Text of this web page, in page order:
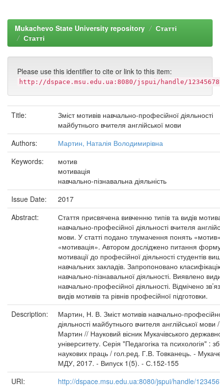
Mukachevo State University repository
Статті
Статті
Please use this identifier to cite or link to this item:
http://dspace.msu.edu.ua:8080/jspui/handle/
Title:
Зміст мотивів навчально-професійної діяльності
майбутнього вчителя англійської мови
Authors:
Мартин, Наталія Володимирівна
Keywords:
мотив
мотивація
навчально-пізнавальна діяльність
Issue Date:
2017
Abstract:
Стаття присвячена вивченню типів та видів
навчально-професійної діяльності вчителя
мови. У статті подано тлумачення понять
«мотивація». Автором досліджено питання
мотивації до професійної діяльності студентів
навчальних закладів. Запропоновано
навчально-пізнавальної діяльності. Виявлено
навчально-професійної діяльності. Відмічено
видів мотивів та рівнів професійної підготовки.
Description:
Мартин, Н. В. Зміст мотивів навчально-
діяльності майбутнього вчителя англійської
Мартин // Науковий вісник Мукачівського
університету. Серія "Педагогіка та психологія" :
наукових праць / гол.ред. Г.В. Товканець. -
МДУ, 2017. - Випуск 1(5). - С.152-155
URI:
http://dspace.msu.edu.ua:8080/jspui/handle/